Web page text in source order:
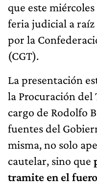
que este
feria judicial a raíz
por la
(CGT).
La presentación
la Procuración del
cargo de Rodolfo
fuentes del
misma, no solo
cautelar, sino que
tramite en el